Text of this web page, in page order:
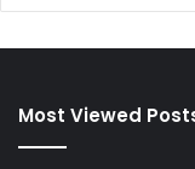
Most Viewed